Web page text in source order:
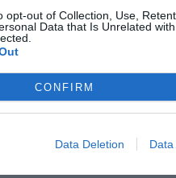
opt-out of Collection, Use,
Data that Is Unrelated
CONFIRM
Data Deletion Data